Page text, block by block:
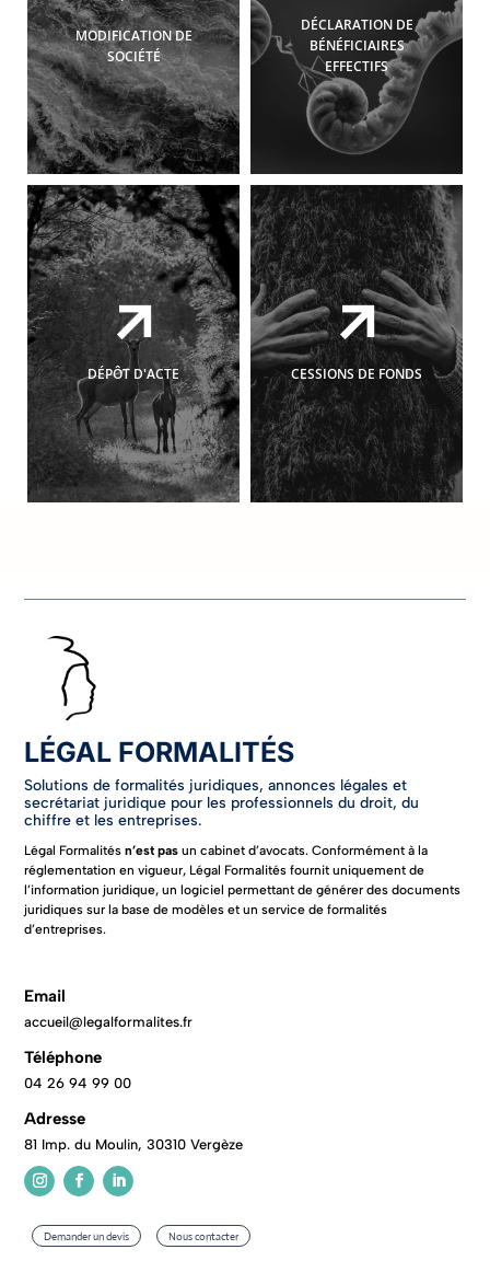
MODIFICATION DE
SOCIÉTÉ
Nous gérons l’ensemble des
démarches de
modificationsde vos
statuts.
En savoir plus
DÉCLARATION DE
BÉNÉFICIAIRES
EFFECTIFS
Nous déterminons pour
vous les bénéficiaires
effectifs de votre société.
En savoir plus
DÉPÔT D'ACTE
Nous déposons vos actes
en annexe au RCS.
En savoir plus
CESSIONS DE FONDS
En savoir plus
LÉGAL FORMALITÉS
Solutions de formalités juridiques, annonces légales et
secrétariat juridique pour les professionnels du droit, du
chiffre et les entreprises.
Légal Formalitésn’est pas un cabinet d’avocats. Conformément à la
réglementation en vigueur, Légal Formalités fournit uniquement de
l’information juridique, un logiciel permettant de générer des documents
juridiques sur la base de modèles et un service de formalités
d’entreprises.
Email
accueil@legalformalites.fr
Téléphone
04 26 94 99 00
Adresse
81 Imp. du Moulin, 30310 Vergèze
Demander un devis Nous contacter